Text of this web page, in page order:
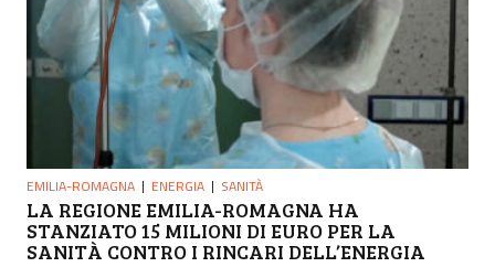
EMILIA-ROMAGNA ENERGIA SANITÀ
LA REGIONE EMILIA-ROMAGNA HA
STANZIATO 15 MILIONI DI EURO PER LA
SANITÀ CONTRO I RINCARI DELL’ENERGIA